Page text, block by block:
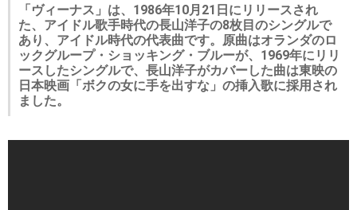
「ヴィーナス」は、1986年10月21日にリリースされ
た、アイドル歌手時代の長山洋子の8枚目のシングルで
あり、アイドル時代の代表曲です。原曲はオランダのロ
ックグループ・ショッキング・ブルーが、1969年にリリ
ースしたシングルで、長山洋子がカバーした曲は東映の
日本映画「ボクの女に手を出すな」の挿入歌に採用され
ました。